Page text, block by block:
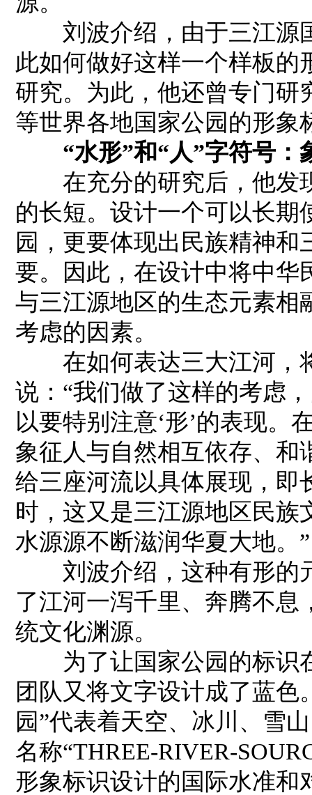
刘波介绍，由于三江源
此如何做好这样一个样板的
研究。为此，他还曾专门研
等世界各地国家公园的形象
“水形”和“人”字符号
在充分的研究后，他发
的长短。设计一个可以长期
园，更要体现出民族精神
要。因此，在设计中将中华
与三江源地区的生态元素相
考虑的因素。
在如何表达三大江河，
说：“我们做了这样的考虑
以要特别注意‘形’的表现。
象征人与自然相互依存、和
给三座河流以具体展现，即
时，这又是三江源地区民族
水源源不断滋润华夏大地。”
刘波介绍，这种有形的
了江河一泻千里、奔腾不
统文化渊源。
为了让国家公园的标识
团队又将文字设计成了蓝色
园”代表着天空、冰川、雪
名称“THREE-RIVER-
形象标识设计的国际水准和